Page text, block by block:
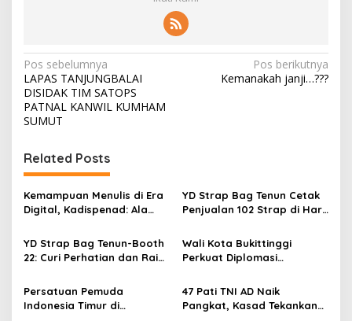
N
a
v
i
g
a
s
i
p
o
s
Pos sebelumnya
LAPAS TANJUNGBALAI
DISIDAK TIM SATOPS
PATNAL KANWIL KUMHAM
SUMUT
Pos berikutnya
Kemanakah janji…???
Related Posts
Kemampuan Menulis di Era
Digital, Kadispenad: Ala
YD Strap Bag Tenun Cetak
Penjualan 102 Strap di Hari
2026, Bukti Wastra
Nusantara Kian Digemari
YD Strap Bag Tenun-Booth
22: Curi Perhatian dan Raih
Memandang Wastra
dengan Citra Nan Anggun
Wali Kota Bukittinggi
Perkuat Diplomasi
Dubes Belanda dan Jerman
Sukseskan 100 Tahun Jam
Gadang
Persatuan Pemuda
Indonesia Timur di
47 Pati TNI AD Naik
Pangkat, Kasad Tekankan